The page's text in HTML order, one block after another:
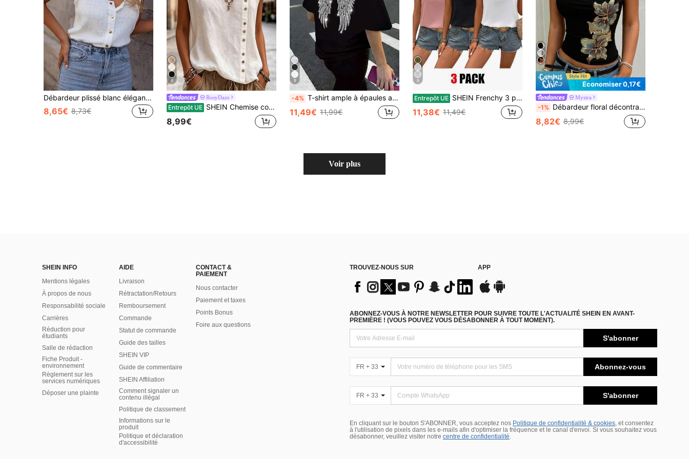
Débardeur plissé blanc élégant français, nouveau débardeur d'été sans manches, chemise polyvalente à coupe slim pour superposition
8,65€ 8,73€
6
RosyDaze
Entrepôt UE SHEIN Chemise couleur unie décontractée, polyvalente pour l'été
8,99€
8
-4% T-shirt ample à épaules asymétriques avec ailes d'ange brodées de sequins, style graphique oversize Y2K pour femmes, décontracté, noir, été
11,49€ 11,99€
8
Entrepôt UE SHEIN Frenchy 3 pièces Débardeurs décontractés et amples pour femmes, hauts élégants d'été blancs et noirs pour rendez-vous, camisoles Y2K à la mode avec col en V brillant et bordure festonnée pour les vacances
11,38€ 11,49€
Économiser 0,17€
Mystra
-1% Débardeur floral décontracté pour femmes, convient pour le port quotidien, les rendez-vous, les vacances, les sports, l'été, noir, style vacances
8,82€ 8,99€
Voir plus
SHEIN INFO
Mentions légales
À propos de nous
Responsabilité sociale
Carrières
Réduction pour
étudiants
Salle de rédaction
Fiche Produit -
environnement
Règlement sur les
services numériques
Déposer une plainte
AIDE
Livraison
Rétractation/Retours
Remboursement
Commande
Statut de commande
Guide des tailles
SHEIN VIP
Guide de commentaire
SHEIN Affiliation
Comment signaler un
contenu illégal
Politique de classement
Informations sur le
produit
Politique et déclaration
d'accessibilité
CONTACT &
PAIEMENT
Nous contacter
Paiement et taxes
Points Bonus
Foire aux questions
TROUVEZ-NOUS SUR APP
ABONNEZ-VOUS À NOTRE NEWSLETTER POUR SUIVRE TOUTE L'ACTUALITÉ SHEIN EN AVANT-
PREMIÈRE ! (VOUS POUVEZ VOUS DÉSABONNER À TOUT MOMENT).
S'abonner
FR + 33 Abonnez-vous
FR + 33 S'abonner
En cliquant sur le bouton S'ABONNER, vous acceptez nos Politique de confidentialité & cookies, et consentez
à l'utilisation de pixels dans les e-mails afin d'optimiser la fréquence et le canal d'envoi. Si vous souhaitez vous
désabonner, veuillez visiter notre centre de confidentialité.